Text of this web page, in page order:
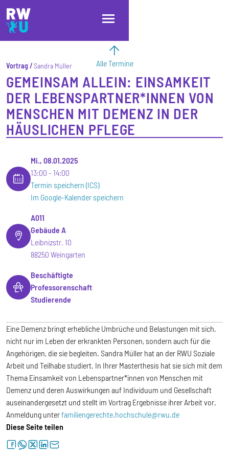
Direkt zum Inhalt
Direkt zur Hauptnavigation
Direkt zum Fußbereich
Alle Termine
Vortrag Sandra Müller
GEMEINSAM ALLEIN: EINSAMKEIT
DER LEBENSPARTNER*INNEN VON
MENSCHEN MIT DEMENZ IN DER
HÄUSLICHEN PFLEGE
Mi., 08.01.2025
13:00
14:00
Termin speichern (ICS)
Im Google-Kalender speichern
A011
Gebäude A
Leibnizstr. 10
88250 Weingarten
Beschäftigte
Professorenschaft
Studierende
Eine Demenz bringt erhebliche Umbrüche und Belastungen mit sich,
nicht nur im Leben der erkrankten Personen, sondern auch für die
Angehörigen, die sie begleiten. Sandra Müller hat an der RWU Soziale
Arbeit und Teilhabe studiert. In Ihrer Masterthesis hat sie sich mit dem
Thema Einsamkeit von Lebenspartner*innen von Menschen mit
Demenz und deren Auswirkungen auf Individuum und Gesellschaft
auseinandergesetzt und stellt im Vortrag Ergebnisse ihrer Arbeit vor.
Anmeldung unterfamiliengerechte.hochschule@rwu.de
Diese Seite teilen
facebookwhatsapptwitterlinkedinletter